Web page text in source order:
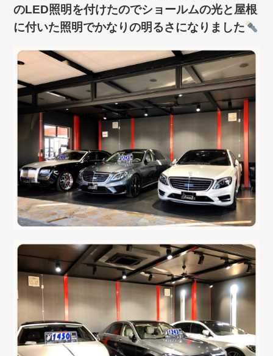
のLED照明を付けたのでショールムの光と屋根
に付いた照明でかなりの明るさになりました